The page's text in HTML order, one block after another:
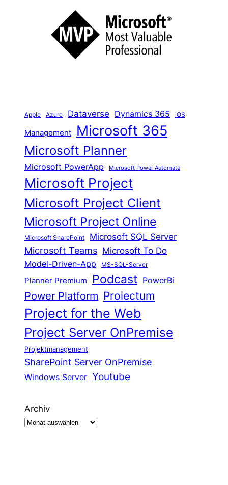
Apple Azure Dataverse Dynamics 365 iOS
Management Microsoft 365
Microsoft Planner
Microsoft PowerApp Microsoft Power Automate
Microsoft Project
Microsoft Project Client
Microsoft Project Online
Microsoft SharePoint Microsoft SQL Server
Microsoft Teams Microsoft To Do
Model-Driven-App MS-SQL-Server
Planner Premium Podcast PowerBi
Power Platform Proiectum
Project for the Web
Project Server OnPremise
Projektmanagement
SharePoint Server OnPremise
Windows Server Youtube
Archiv